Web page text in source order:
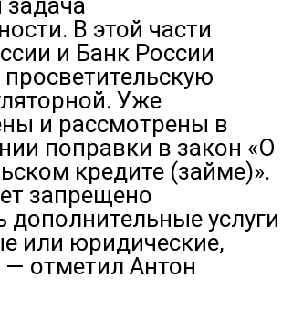
В этой части
и Банк России
Уже
и рассмотрены в
поправки в закон «О
кредите (займе)».
запрещено
дополнительные услуги
или юридические,
— отметил Антон